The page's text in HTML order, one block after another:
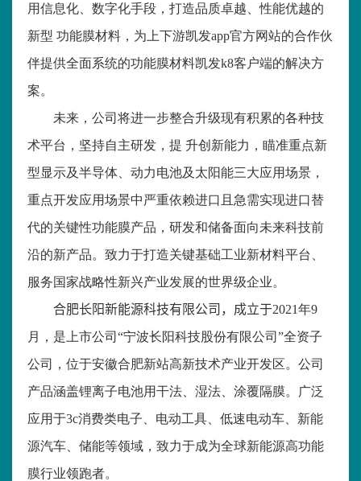
用信息化、数字化手段，打造品质卓越、性能优越的
新型 功能膜材料，为上下游凯发app官方网站的合作伙
伴提供全面系统的功能膜材料凯发k8客户端的解决方
案。
未来，公司将进一步整合升级现有积累的各种技
术平台，坚持自主研发，提 升创新能力，瞄准重点新
型显示及半导体、动力电池及太阳能三大应用场景，
重点开发应用场景中严重依赖进口且急需实现进口替
代的关键性功能膜产品，研发和储备面向未来科技前
沿的新产品。致力于打造关键基础工业新材料平台、
服务国家战略性新兴产业发展的世界级企业。
合肥长阳新能源科技有限公司 ，成立于2021年9
月，是上市公司“宁波长阳科技股份有限公司”全资子
公司，位于安徽合肥新站高新技术产业开发区。公司
产品涵盖锂离子电池用干法、湿法、涂覆隔膜。广泛
应用于3c消费类电子、电动工具、低速电动车、新能
源汽车、储能等领域，致力于成为全球新能源高功能
膜行业领跑者。